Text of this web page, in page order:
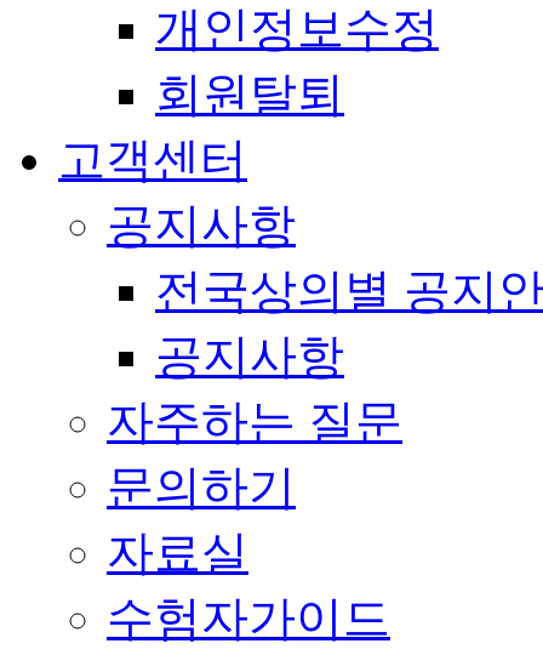
개인정보수정
회원탈퇴
고객센터
공지사항
전국상의별 공지
공지사항
자주하는 질문
문의하기
자료실
수험자가이드